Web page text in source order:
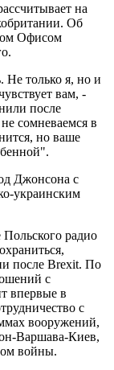
на
Об
Офисом
Не только я, но и
вам, -
после
сомневаемся в
но ваше
Джонсона с
украинским
радио
после Brexit. По
с
впервые в
с
вооружений,
Варшава-Киев,
войны.